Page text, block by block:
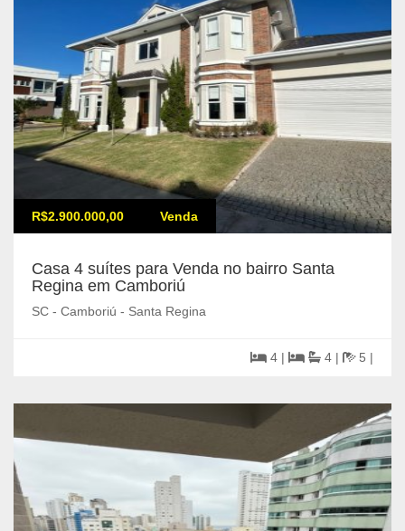
R$2.900.000,00 Venda
Casa 4 suítes para Venda no bairro Santa
Regina em Camboriú
SC - Camboriú - Santa Regina
4 | 4 | 5 |